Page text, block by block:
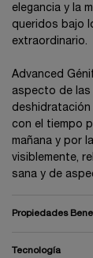
elegancia y la
queridos bajo
extraordinario.
Advanced
aspecto de las
deshidratación
con el tiempo
mañana y por
visiblemente,
sana y de
Propiedades
Tecnología